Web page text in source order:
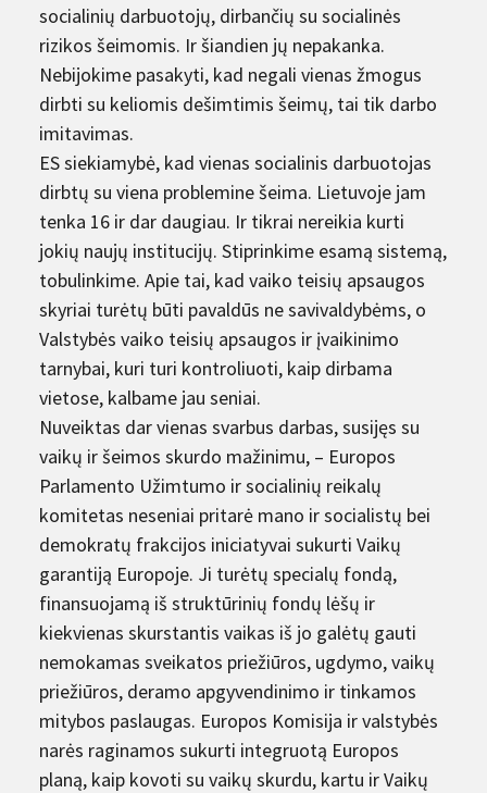
socialinių darbuotojų, dirbančių su socialinės
rizikos šeimomis. Ir šiandien jų nepakanka.
Nebijokime pasakyti, kad negali vienas žmogus
dirbti su keliomis dešimtimis šeimų, tai tik darbo
imitavimas.
ES siekiamybė, kad vienas socialinis darbuotojas
dirbtų su viena problemine šeima. Lietuvoje jam
tenka 16 ir dar daugiau. Ir tikrai nereikia kurti
jokių naujų institucijų. Stiprinkime esamą sistemą,
tobulinkime. Apie tai, kad vaiko teisių apsaugos
skyriai turėtų būti pavaldūs ne savivaldybėms, o
Valstybės vaiko teisių apsaugos ir įvaikinimo
tarnybai, kuri turi kontroliuoti, kaip dirbama
vietose, kalbame jau seniai.
Nuveiktas dar vienas svarbus darbas, susijęs su
vaikų ir šeimos skurdo mažinimu, – Europos
Parlamento Užimtumo ir socialinių reikalų
komitetas neseniai pritarė mano ir socialistų bei
demokratų frakcijos iniciatyvai sukurti Vaikų
garantiją Europoje. Ji turėtų specialų fondą,
finansuojamą iš struktūrinių fondų lėšų ir
kiekvienas skurstantis vaikas iš jo galėtų gauti
nemokamas sveikatos priežiūros, ugdymo, vaikų
priežiūros, deramo apgyvendinimo ir tinkamos
mitybos paslaugas. Europos Komisija ir valstybės
narės raginamos sukurti integruotą Europos
planą, kaip kovoti su vaikų skurdu, kartu ir Vaikų